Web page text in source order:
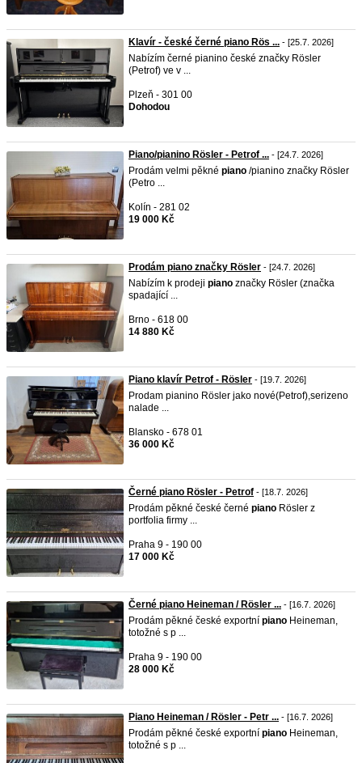
Klavír - české černé piano Rös ... - [25.7. 2026]
Nabízím černé pianino české značky Rösler
(Petrof) ve v ...
Plzeň - 301 00
Dohodou
Piano/pianino Rösler - Petrof ... - [24.7. 2026]
Prodám velmi pěkné piano /pianino značky Rösler
(Petro ...
Kolín - 281 02
19 000 Kč
Prodám piano značky Rösler - [24.7. 2026]
Nabízím k prodeji piano značky Rösler (značka
spadající ...
Brno - 618 00
14 880 Kč
Piano klavír Petrof - Rösler - [19.7. 2026]
Prodam pianino Rösler jako nové(Petrof),serizeno
nalade ...
Blansko - 678 01
36 000 Kč
Černé piano Rösler - Petrof - [18.7. 2026]
Prodám pěkné české černé piano Rösler z
portfolia firmy ...
Praha 9 - 190 00
17 000 Kč
Černé piano Heineman / Rösler ... - [16.7. 2026]
Prodám pěkné české exportní piano Heineman,
totožné s p ...
Praha 9 - 190 00
28 000 Kč
Piano Heineman / Rösler - Petr ... - [16.7. 2026]
Prodám pěkné české exportní piano Heineman,
totožné s p ...